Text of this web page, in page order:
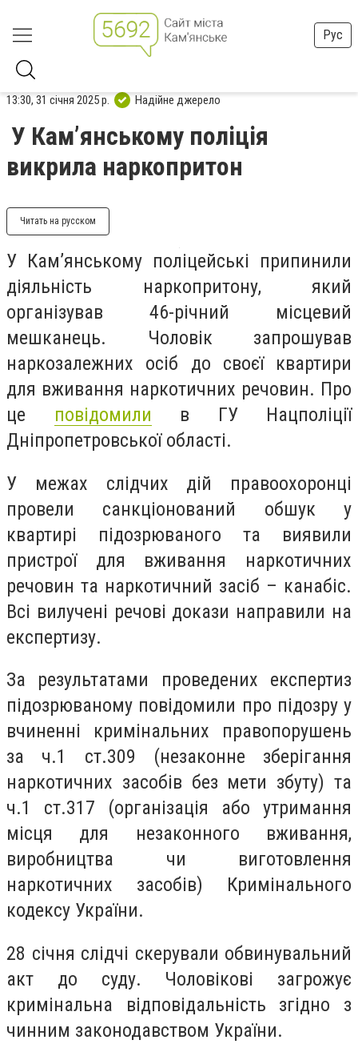
Рус
13:30, 31 січня 2025 р. Надійне джерело
У Кам’янському поліція
викрила наркопритон
Читать на русском
У Кам’янському поліцейські припинили
діяльність наркопритону, який
організував 46-річний місцевий
мешканець. Чоловік запрошував
наркозалежних осіб до своєї квартири
для вживання наркотичних речовин. Про
це повідомили в ГУ Нацполіції
Дніпропетровської області.
У межах слідчих дій правоохоронці
провели санкціонований обшук у
квартирі підозрюваного та виявили
пристрої для вживання наркотичних
речовин та наркотичний засіб – канабіс.
Всі вилучені речові докази направили на
експертизу.
За результатами проведених експертиз
підозрюваному повідомили про підозру у
вчиненні кримінальних правопорушень
за ч.1 ст.309 (незаконне зберігання
наркотичних засобів без мети збуту) та
ч.1 ст.317 (організація або утримання
місця для незаконного вживання,
виробництва чи виготовлення
наркотичних засобів) Кримінального
кодексу України.
28 січня слідчі скерували обвинувальний
акт до суду. Чоловікові загрожує
кримінальна відповідальність згідно з
чинним законодавством України.